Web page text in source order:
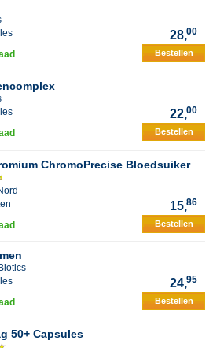
28,00
Bestellen
22,00
Bestellen
ChromoPrecise Bloedsuiker
15,86
Bestellen
24,95
Bestellen
50+ Capsules